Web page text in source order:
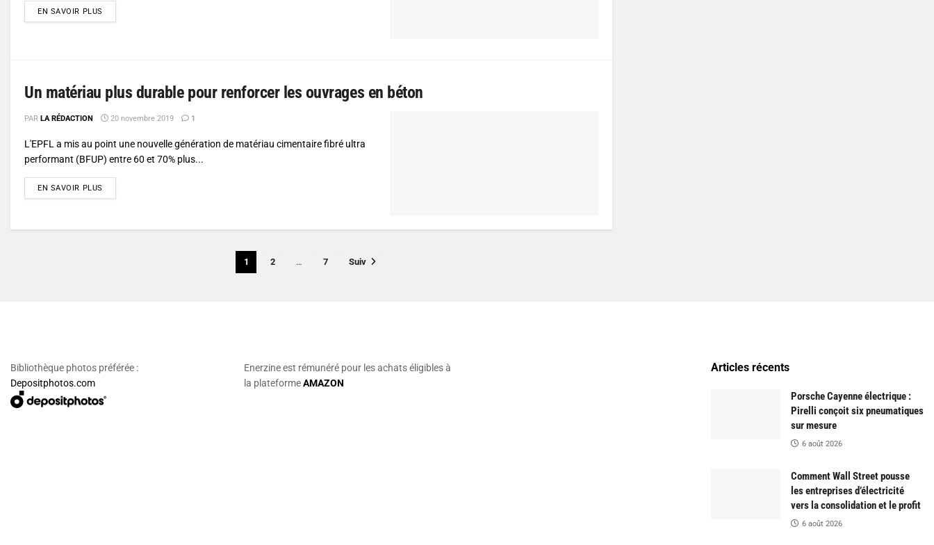
EN SAVOIR PLUS
Un matériau plus durable pour renforcer les ouvrages en béton
PAR LA RÉDACTION 20 novembre 2019 1
L'EPFL a mis au point une nouvelle génération de matériau cimentaire fibré ultra
performant (BFUP) entre 60 et 70% plus...
EN SAVOIR PLUS
1 2 … 7 Suiv
Bibliothèque photos préférée :
Depositphotos.com
Enerzine est rémunéré pour les achats éligibles à
la plateformeAMAZON
Articles récents
Porsche Cayenne électrique :
Pirelli conçoit six pneumatiques
sur mesure
6 août 2026
Comment Wall Street pousse
les entreprises d’électricité
vers la consolidation et le profit
6 août 2026